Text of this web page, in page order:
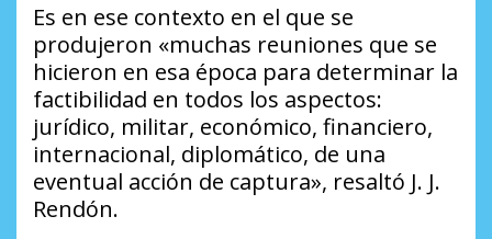
Es en ese contexto en el que se
produjeron «muchas reuniones que se
hicieron en esa época para determinar la
factibilidad en todos los aspectos:
jurídico, militar, económico, financiero,
internacional, diplomático, de una
eventual acción de captura», resaltó J. J.
Rendón.